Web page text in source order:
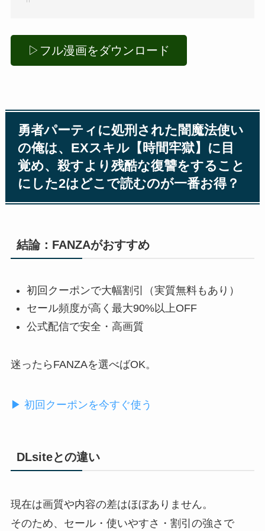
▷フル漫画をダウンロード
勇者パーティに処刑された闇魔法使い
の俺は、EXスキル【時間牢獄】に目
覚め、殺すより残酷な復讐をすること
にした2はどこで読むのが一番お得？
結論：FANZAがおすすめ
初回クーポンで大幅割引（実質無料もあり）
セール頻度が高く最大90%以上OFF
公式配信で安全・高画質
迷ったらFANZAを選べばOK。
▶ 初回クーポンを今すぐ使う
DLsiteとの違い
現在は画質や内容の差はほぼありません。
そのため、セール・使いやすさ・割引の強さで